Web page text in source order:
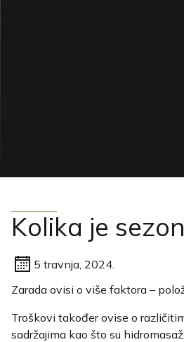
Kolika je
5 travnja, 2024.
Zarada ovisi o više faktora –
Troškovi također ovise o
sadržajima kao što su